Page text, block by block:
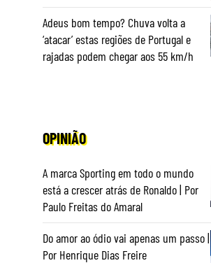
Adeus bom tempo? Chuva volta a
‘atacar’ estas regiões de Portugal e
rajadas podem chegar aos 55 km/h
OPINIÃO
A marca Sporting em todo o mundo
está a crescer atrás de Ronaldo | Por
Paulo Freitas do Amaral
Do amor ao ódio vai apenas um passo |
Por Henrique Dias Freire